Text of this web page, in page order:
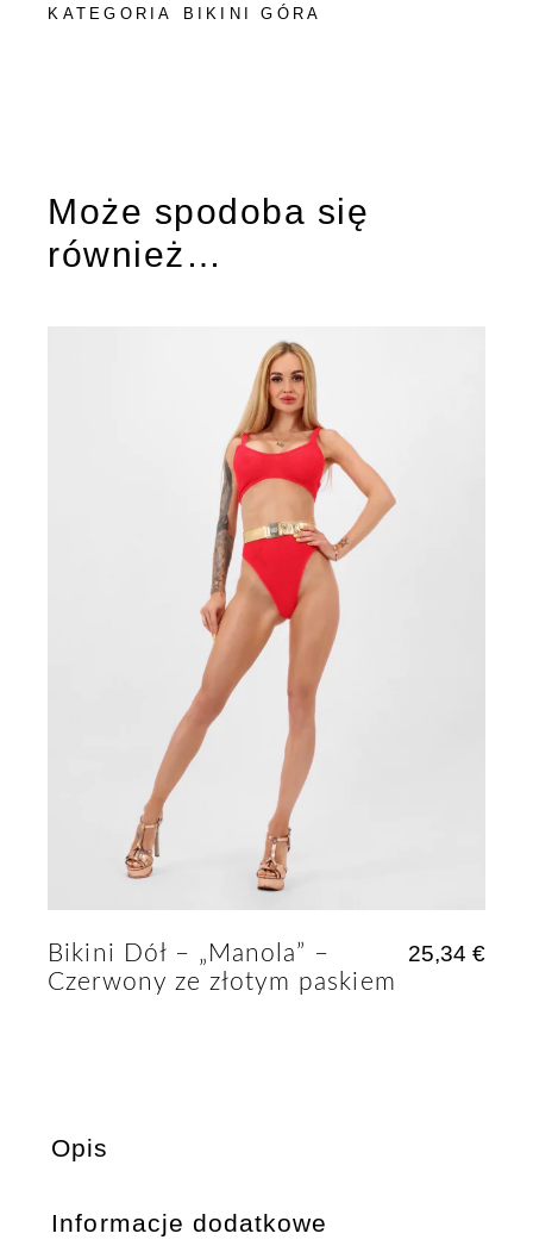
KATEGORIA BIKINI GÓRA
Może spodoba się
również…
Bikini Dół – „Manola” –
Czerwony ze złotym paskiem
25,34 €
Opis
Informacje dodatkowe